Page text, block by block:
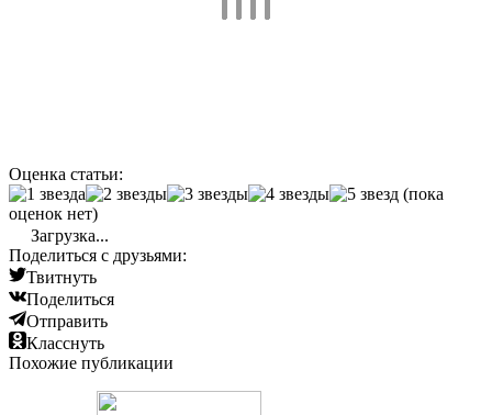
Оценка статьи:
(пока
оценок нет)
Загрузка...
Поделиться с друзьями:
Твитнуть
Поделиться
Отправить
Класснуть
Похожие публикации